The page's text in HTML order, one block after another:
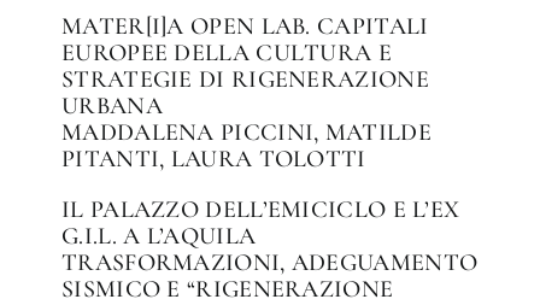
MATER[I]A OPEN LAB. CAPITALI
EUROPEE DELLA CULTURA E
STRATEGIE DI RIGENERAZIONE
URBANA
MADDALENA PICCINI, MATILDE
PITANTI, LAURA TOLOTTI
IL PALAZZO DELL’EMICICLO E L’EX
G.I.L. A L’AQUILA
TRASFORMAZIONI, ADEGUAMENTO
SISMICO E “RIGENERAZIONE